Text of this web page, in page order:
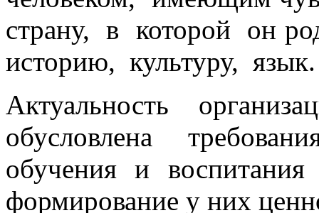
страну, в которой он
историю, культуру, язык.
Актуальность
обусловлена
обучения и воспитания
формирование у них